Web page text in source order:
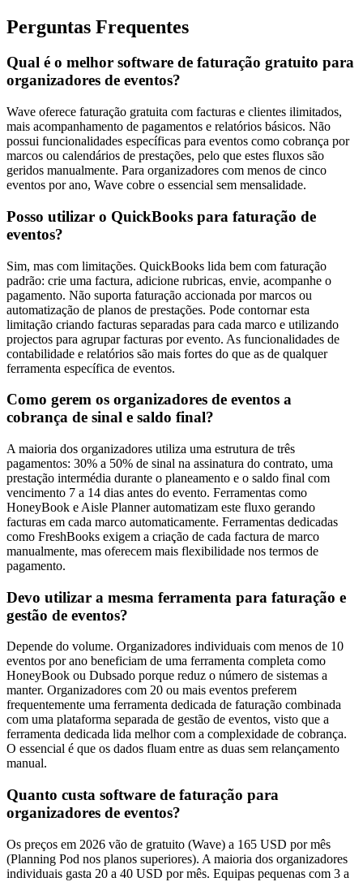
Perguntas Frequentes
Qual é o melhor software de faturação gratuito para
organizadores de eventos?
Wave oferece faturação gratuita com facturas e clientes ilimitados,
mais acompanhamento de pagamentos e relatórios básicos. Não
possui funcionalidades específicas para eventos como cobrança por
marcos ou calendários de prestações, pelo que estes fluxos são
geridos manualmente. Para organizadores com menos de cinco
eventos por ano, Wave cobre o essencial sem mensalidade.
Posso utilizar o QuickBooks para faturação de
eventos?
Sim, mas com limitações. QuickBooks lida bem com faturação
padrão: crie uma factura, adicione rubricas, envie, acompanhe o
pagamento. Não suporta faturação accionada por marcos ou
automatização de planos de prestações. Pode contornar esta
limitação criando facturas separadas para cada marco e utilizando
projectos para agrupar facturas por evento. As funcionalidades de
contabilidade e relatórios são mais fortes do que as de qualquer
ferramenta específica de eventos.
Como gerem os organizadores de eventos a
cobrança de sinal e saldo final?
A maioria dos organizadores utiliza uma estrutura de três
pagamentos: 30% a 50% de sinal na assinatura do contrato, uma
prestação intermédia durante o planeamento e o saldo final com
vencimento 7 a 14 dias antes do evento. Ferramentas como
HoneyBook e Aisle Planner automatizam este fluxo gerando
facturas em cada marco automaticamente. Ferramentas dedicadas
como FreshBooks exigem a criação de cada factura de marco
manualmente, mas oferecem mais flexibilidade nos termos de
pagamento.
Devo utilizar a mesma ferramenta para faturação e
gestão de eventos?
Depende do volume. Organizadores individuais com menos de 10
eventos por ano beneficiam de uma ferramenta completa como
HoneyBook ou Dubsado porque reduz o número de sistemas a
manter. Organizadores com 20 ou mais eventos preferem
frequentemente uma ferramenta dedicada de faturação combinada
com uma plataforma separada de gestão de eventos, visto que a
ferramenta dedicada lida melhor com a complexidade de cobrança.
O essencial é que os dados fluam entre as duas sem relançamento
manual.
Quanto custa software de faturação para
organizadores de eventos?
Os preços em 2026 vão de gratuito (Wave) a 165 USD por mês
(Planning Pod nos planos superiores). A maioria dos organizadores
individuais gasta 20 a 40 USD por mês. Equipas pequenas com 3 a